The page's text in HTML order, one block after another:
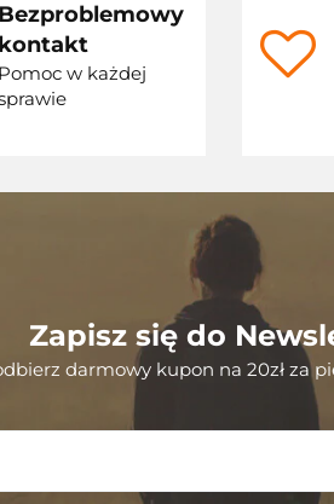
Bezproblemowy
kontakt
Pomoc w każdej
Zapisz się do
darmowy kupon na 20zł za